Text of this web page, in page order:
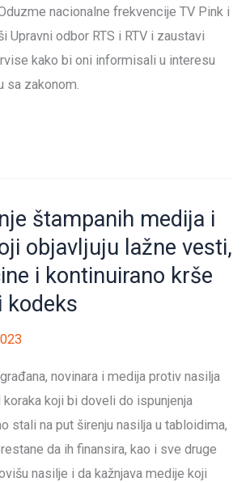
nacionalne frekvencije TV Pink i
Upravni odbor RTS i RTV i zaustavi
kako bi oni informisali u interesu
sa zakonom.
štampanih medija i
objavljuju lažne vesti,
i kontinuirano krše
kodeks
novinara i medija protiv nasilja
koji bi doveli do ispunjenja
stali na put širenju nasilja u tabloidima,
da ih finansira, kao i sve druge
nasilje i da kažnjava medije koji